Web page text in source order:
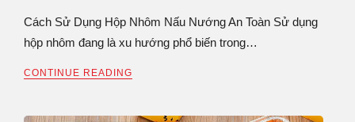
Cách Sử Dụng Hộp Nhôm Nấu Nướng An Toàn Sử dụng
hộp nhôm đang là xu hướng phổ biến trong…
CONTINUE READING